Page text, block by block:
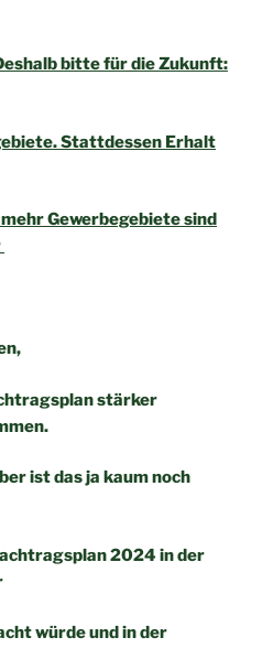
bitte für die Zukunft:
Stattdessen Erhalt
Gewerbegebiete sind
stärker
ist das ja kaum noch
2024 in der
würde und in der